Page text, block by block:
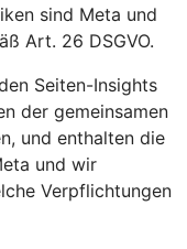
sind Meta und
Art. 26 DSGVO.
Seiten-Insights
der gemeinsamen
und enthalten die
und wir
Verpflichtungen